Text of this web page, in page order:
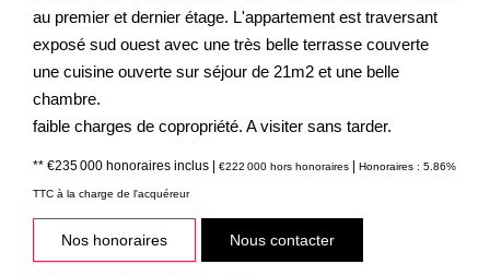
au premier et dernier étage. L'appartement est traversant
exposé sud ouest avec une très belle terrasse couverte
une cuisine ouverte sur séjour de 21m2 et une belle
chambre.
faible charges de copropriété. A visiter sans tarder.
** €235 000 honoraires inclus | €222 000 hors honoraires | Honoraires : 5.86%
TTC à la charge de l'acquéreur
Nos honoraires Nous contacter